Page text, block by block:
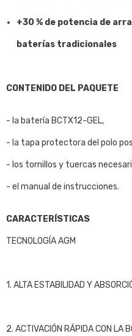
+30 % de potencia de
baterías tradicionales
CONTENIDO DEL PAQUETE
- la batería BCTX12-GEL,
- la tapa protectora del polo
- los tornillos y tuercas
- el manual de instrucciones.
CARACTERÍSTICAS
TECNOLOGÍA AGM
1. ALTA ESTABILIDAD Y
2. ACTIVACIÓN RÁPIDA CON LA